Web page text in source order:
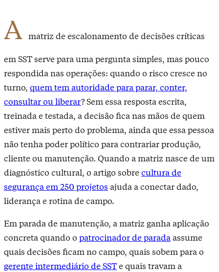
A matriz de escalonamento de decisões críticas
em SST serve para uma pergunta simples, mas pouco
respondida nas operações: quando o risco cresce no
turno, quem tem autoridade para parar, conter,
consultar ou liberar? Sem essa resposta escrita,
treinada e testada, a decisão fica nas mãos de quem
estiver mais perto do problema, ainda que essa pessoa
não tenha poder político para contrariar produção,
cliente ou manutenção. Quando a matriz nasce de um
diagnóstico cultural, o artigo sobrecultura de
segurança em 250 projetos ajuda a conectar dado,
liderança e rotina de campo.
Em parada de manutenção, a matriz ganha aplicação
concreta quando o patrocinador de paradaassume
quais decisões ficam no campo, quais sobem para o
gerente intermediário de SSTe quais travam a